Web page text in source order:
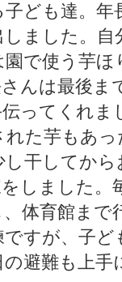
ども達。
ました。
で使う芋
んは最後ま
伝ってくれ
た芋もあ
し干してか
しました。
体育館まで
すが、子
避難も上手